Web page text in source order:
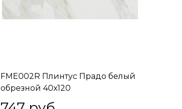
FME002R Плинтус Прадо белый
обрезной 40х120